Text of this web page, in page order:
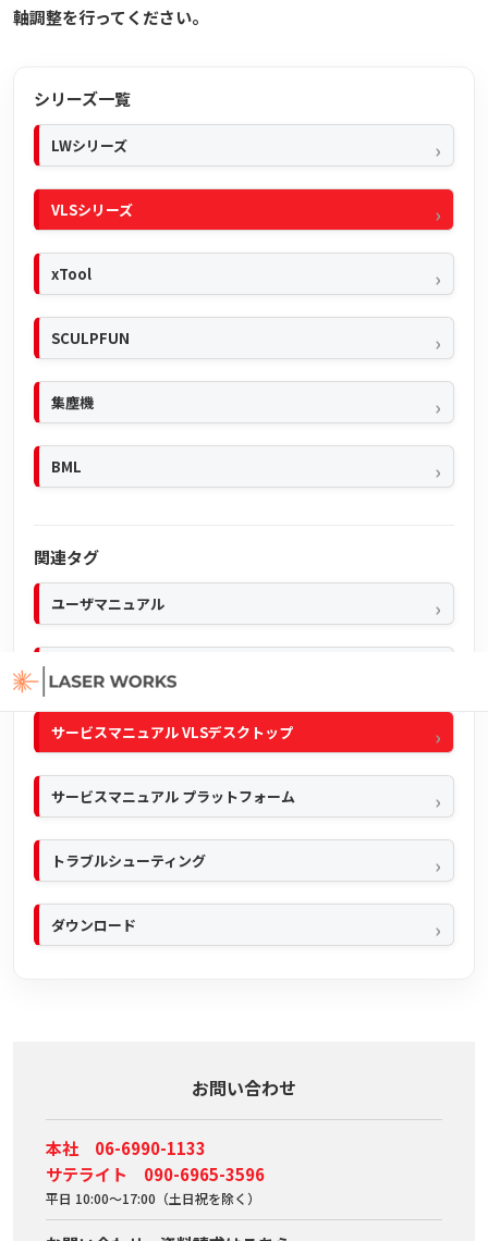
軸調整を行ってください。
シリーズ一覧
LWシリーズ
VLSシリーズ
xTool
SCULPFUN
集塵機
BML
関連タグ
ユーザマニュアル
サービスマニュアル VLSデスクトップ
サービスマニュアル プラットフォーム
トラブルシューティング
ダウンロード
お問い合わせ
本社 06-6990-1133
サテライト 090-6965-3596
平日 10:00～17:00（土日祝を除く）